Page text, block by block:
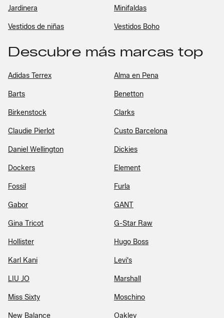
Jardinera Minifaldas
Vestidos de niñas Vestidos Boho
Descubre más marcas top
Adidas Terrex Alma en Pena
Barts Benetton
Birkenstock Clarks
Claudie Pierlot Custo Barcelona
Daniel Wellington Dickies
Dockers Element
Fossil Furla
Gabor GANT
Gina Tricot G-Star Raw
Hollister Hugo Boss
Karl Kani Levi's
LIU JO Marshall
Miss Sixty Moschino
New Balance Oakley